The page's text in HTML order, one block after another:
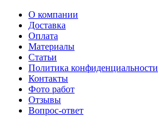
О компании
Доставка
Оплата
Материалы
Статьи
Политика конфиденциальности
Контакты
Фото работ
Отзывы
Вопрос-ответ